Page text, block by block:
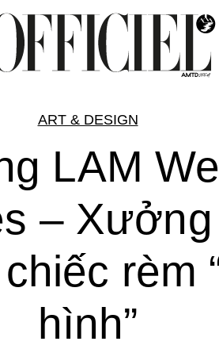
ART & DESIGN
LAM
–
rèm
hình”